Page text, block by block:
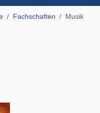
Fachschaften Musik